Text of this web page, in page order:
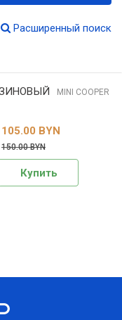
Расширенный поиск
MINI COOPER
105.00 BYN
150.00 BYN
Купить